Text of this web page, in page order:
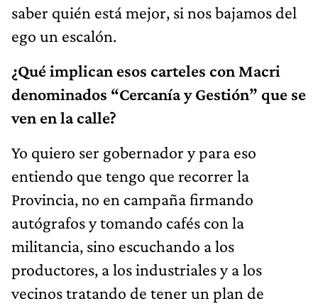
saber quién está mejor, si nos bajamos del
ego un escalón.
¿Qué implican esos carteles con Macri
denominados “Cercanía y Gestión” que se
ven en la calle?
Yo quiero ser gobernador y para eso
entiendo que tengo que recorrer la
Provincia, no en campaña firmando
autógrafos y tomando cafés con la
militancia, sino escuchando a los
productores, a los industriales y a los
vecinos tratando de tener un plan de